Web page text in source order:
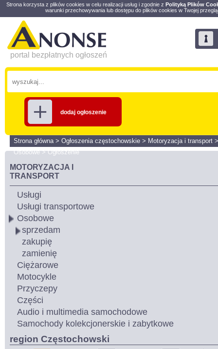
Strona korzysta z plików cookies w celu realizacji usług i zgodnie z Polityką Plików
warunki przechowywania lub dostępu do plików cookies w Twojej
portal bezpłatnych ogłoszeń
dodaj ogłoszenie
Strona główna> Ogłoszenia częstochowskie > Motoryzacja i transport
Osobowe>Ogłoszenie
MOTORYZACJA I
TRANSPORT
Usługi
Usługi transportowe
Osobowe
sprzedam
zakupię
zamienię
Ciężarowe
Motocykle
Przyczepy
Części
Audio i multimedia samochodowe
Samochody kolekcjonerskie i zabytkowe
region Częstochowski